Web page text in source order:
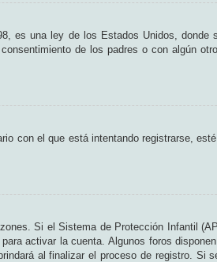
es una ley de los Estados Unidos,
de los padres o con algún
con el que está intentando registrarse,
Si el Sistema de Protección Infantil
activar la cuenta. Algunos foros
al finalizar el proceso de registro. Si